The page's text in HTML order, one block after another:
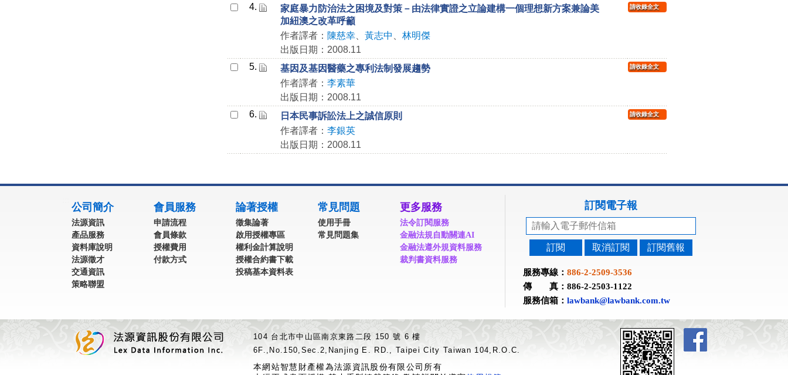
4.
家庭暴力防治法之困境及對策－由法律實證之立論建構一個理想新方案兼論美
加紐澳之改革呼籲
作者譯者： 陳慈幸、 黃志中
林明傑
出版日期：2008.11
請收錄全文
5.
基因及基因醫藥之專利法制發展趨勢
作者譯者： 李素華
出版日期：2008.11
請收錄全文
6.
日本民事訴訟法上之誠信原則
作者譯者： 李銀英
出版日期：2008.11
請收錄全文
公司簡介
法源資訊
產品服務
資料庫說明
法源徵才
交通資訊
策略聯盟
會員服務
申請流程
會員條款
授權費用
付款方式
論著授權
徵集論著
啟用授權專區
權利金計算說明
授權合約書下載
投稿基本資料表
常見問題
使用手冊
常見問題集
更多服務
法令訂閱服務
金融法規自動關連AI
金融法遵外規資料服務
裁判書資料服務
訂閱電子報
訂閱 取消訂閱 訂閱舊報
服務專線： 886-2-2509-3536
傳 真：886-2-2503-1122
服務信箱： lawbank@lawbank.com.tw
104 台北市中山區南京東路二段 150 號 6 樓
6F.,No.150,Sec.2,Nanjing E. RD., Taipei City Taiwan 104,R.O.C.
本網站智慧財產權為法源資訊股份有限公司所有